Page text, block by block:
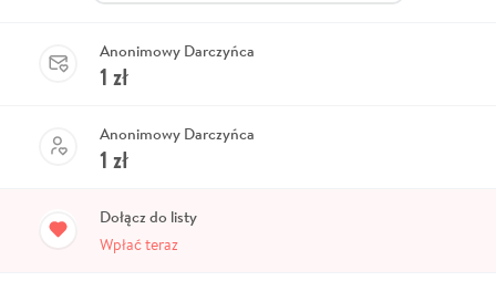
Anonimowy Darczyńca
1 zł
Anonimowy Darczyńca
1 zł
Dołącz do listy
Wpłać teraz